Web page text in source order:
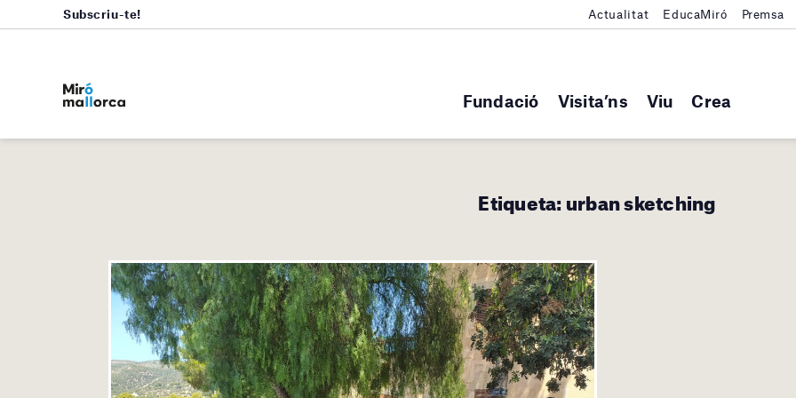
Fundació Visita’ns Viu Crea
Subscriu-te! Actualitat EducaMiró Premsa
Etiqueta: urban sketching